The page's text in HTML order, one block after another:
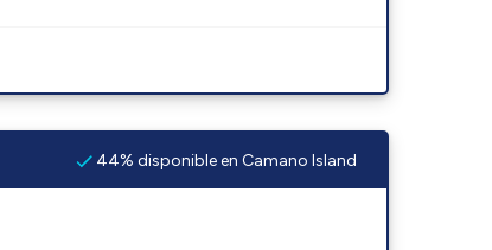
44% disponible en Camano Island